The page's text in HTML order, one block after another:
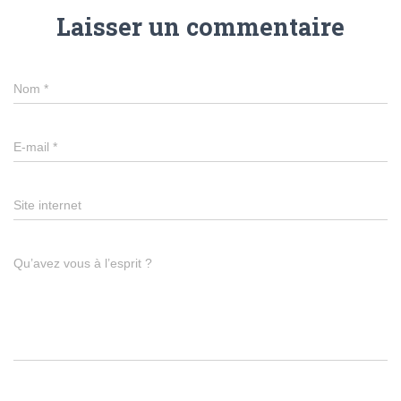
Laisser un commentaire
Nom *
E-mail *
Site internet
Qu’avez vous à l’esprit ?